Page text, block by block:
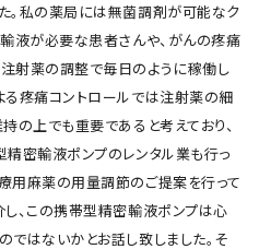
。私の薬局には無菌調剤が可能なク
輸液が必要な患者さんや、がんの疼痛
射薬の調整で毎日のように稼働し
る疼痛コントロールでは注射薬の細
の上でも重要であると考えており、
精密輸液ポンプのレンタル業も行っ
用麻薬の用量調節のご提案を行って
、この携帯型精密輸液ポンプは心
はないかとお話し致しました。そ